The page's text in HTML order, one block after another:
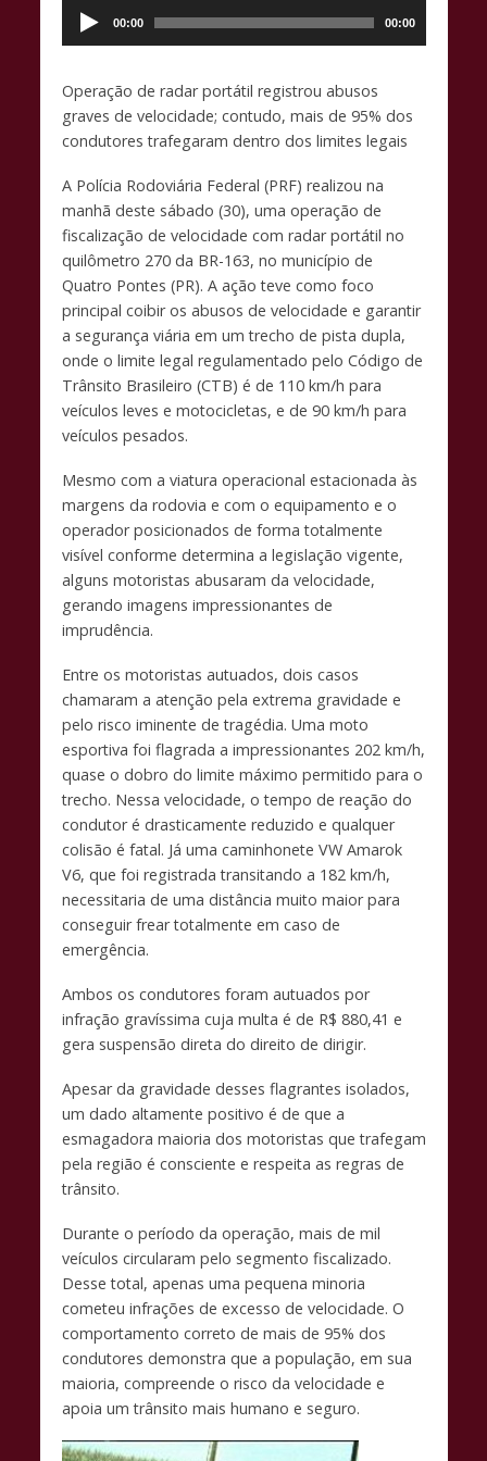
e
b
o
o
k
at
s
A
p
p
p
y
Li
n
k
áudio
00:00 00:00
Operação de radar portátil registrou abusos
graves de velocidade; contudo, mais de 95% dos
condutores trafegaram dentro dos limites legais
A Polícia Rodoviária Federal (PRF) realizou na
manhã deste sábado (30), uma operação de
fiscalização de velocidade com radar portátil no
quilômetro 270 da BR-163, no município de
Quatro Pontes (PR). A ação teve como foco
principal coibir os abusos de velocidade e garantir
a segurança viária em um trecho de pista dupla,
onde o limite legal regulamentado pelo Código de
Trânsito Brasileiro (CTB) é de 110 km/h para
veículos leves e motocicletas, e de 90 km/h para
veículos pesados.
Mesmo com a viatura operacional estacionada às
margens da rodovia e com o equipamento e o
operador posicionados de forma totalmente
visível conforme determina a legislação vigente,
alguns motoristas abusaram da velocidade,
gerando imagens impressionantes de
imprudência.
Entre os motoristas autuados, dois casos
chamaram a atenção pela extrema gravidade e
pelo risco iminente de tragédia. Uma moto
esportiva foi flagrada a impressionantes 202 km/h,
quase o dobro do limite máximo permitido para o
trecho. Nessa velocidade, o tempo de reação do
condutor é drasticamente reduzido e qualquer
colisão é fatal. Já uma caminhonete VW Amarok
V6, que foi registrada transitando a 182 km/h,
necessitaria de uma distância muito maior para
conseguir frear totalmente em caso de
emergência.
Ambos os condutores foram autuados por
infração gravíssima cuja multa é de R$ 880,41 e
gera suspensão direta do direito de dirigir.
Apesar da gravidade desses flagrantes isolados,
um dado altamente positivo é de que a
esmagadora maioria dos motoristas que trafegam
pela região é consciente e respeita as regras de
trânsito.
Durante o período da operação, mais de mil
veículos circularam pelo segmento fiscalizado.
Desse total, apenas uma pequena minoria
cometeu infrações de excesso de velocidade. O
comportamento correto de mais de 95% dos
condutores demonstra que a população, em sua
maioria, compreende o risco da velocidade e
apoia um trânsito mais humano e seguro.